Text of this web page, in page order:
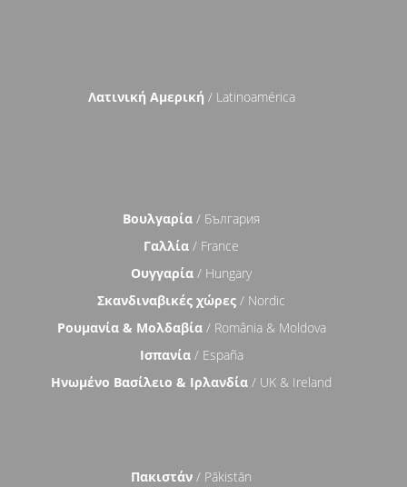
Λατινική Αμερική / Latinoamérica
Βουλγαρία / България
Γαλλία / France
Ουγγαρία / Hungary
Σκανδιναβικές χώρες / Nordic
Ρουμανία & Μολδαβία/ România & Moldova
Ισπανία/ España
Ηνωμένο Βασίλειο & Ιρλανδία / UK & Ireland
Πακιστάν / Pākistān